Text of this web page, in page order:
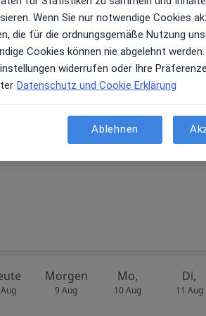
Morgen
9 Aug
Mo,
10 Aug
Di,
11 Aug
Profil anzeigen
Morgen
9 Aug
Mo,
10 Aug
Di,
11 Aug
Wenn Sie nur notwendige Cookies
die für die ordnungsgemäße Nutzung
Cookies können nie abgelehnt werden.
widerrufen oder Ihre
Datenschutz und Cookie Erklärung
Ablehnen